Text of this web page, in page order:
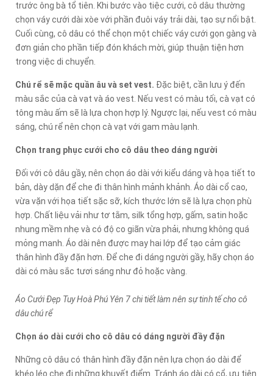
trước ông bà tổ tiên. Khi bước vào tiệc cưới, cô dâu thường
chọn váy cưới dài xòe với phần đuôi váy trải dài, tạo sự nổi bật.
Cuối cùng, cô dâu có thể chọn một chiếc váy cưới gọn gàng và
đơn giản cho phần tiếp đón khách mời, giúp thuận tiện hơn
trong việc di chuyển.
Chú rể sẽ mặc quần âu và set vest. Đặc biệt, cần lưu ý đến
màu sắc của cà vạt và áo vest. Nếu vest có màu tối, cà vạt có
tông màu ấm sẽ là lựa chọn hợp lý. Ngược lại, nếu vest có màu
sáng, chú rể nên chọn cà vạt với gam màu lạnh.
Chọn trang phục cưới cho cô dâu theo dáng người
Đối với cô dâu gầy, nên chọn áo dài với kiểu dáng và họa tiết to
bản, dày dặn để che đi thân hình mảnh khảnh. Áo dài cổ cao,
vừa vặn với họa tiết sặc sỡ, kích thước lớn sẽ là lựa chọn phù
hợp. Chất liệu vải như tơ tằm, silk tổng hợp, gấm, satin hoặc
nhung mềm nhẹ và có độ co giãn vừa phải, nhưng không quá
mỏng manh. Áo dài nên được may hai lớp để tạo cảm giác
thân hình đầy đặn hơn. Để che đi dáng người gầy, hãy chọn áo
dài có màu sắc tươi sáng như đỏ hoặc vàng.
Áo Cưới Đẹp Tuy Hoà Phú Yên 7 chi tiết làm nên sự tinh tế cho cô
dâu chú rể
Chọn áo dài cưới cho cô dâu có dáng người đầy đặn
Những cô dâu có thân hình đầy đặn nên lựa chọn áo dài để
khéo léo che đi những khuyết điểm. Tránh áo dài có cổ, ưu tiên